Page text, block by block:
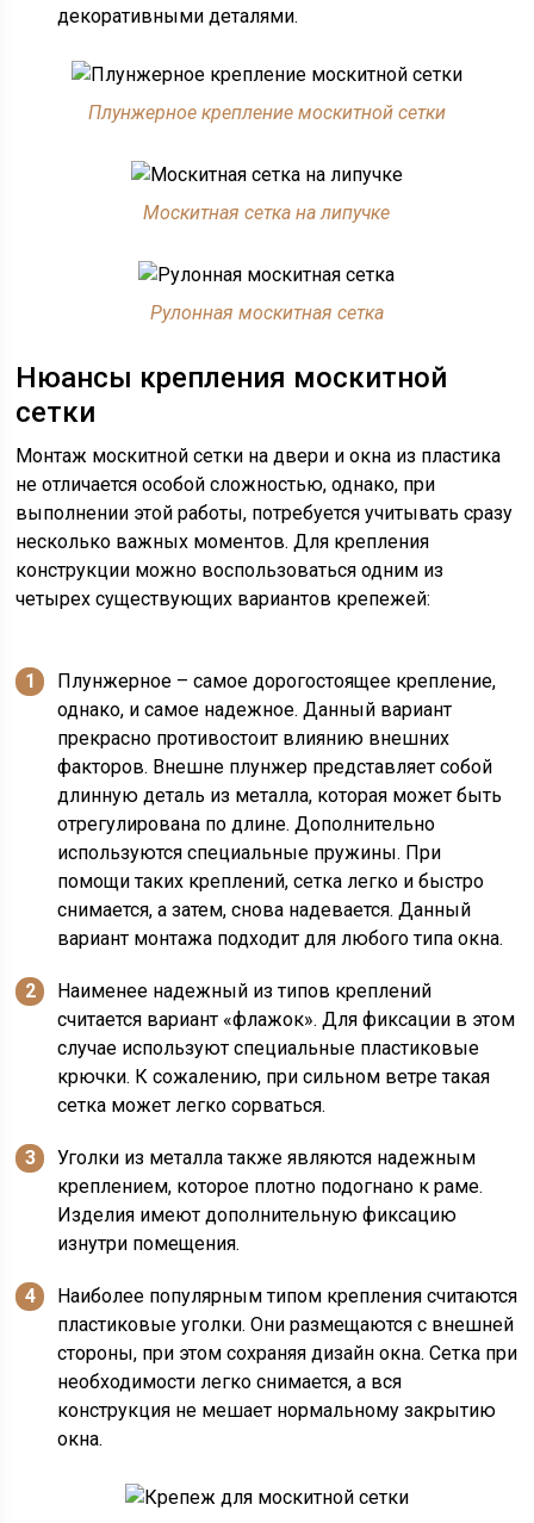
декоративными деталями.
Плунжерное крепление москитной сетки
Москитная сетка на липучке
Рулонная москитная сетка
Нюансы крепления москитной
сетки
Монтаж москитной сетки на двери и окна из пластика
не отличается особой сложностью, однако, при
выполнении этой работы, потребуется учитывать сразу
несколько важных моментов. Для крепления
конструкции можно воспользоваться одним из
четырех существующих вариантов крепежей:
Плунжерное – самое дорогостоящее крепление,
однако, и самое надежное. Данный вариант
прекрасно противостоит влиянию внешних
факторов. Внешне плунжер представляет собой
длинную деталь из металла, которая может быть
отрегулирована по длине. Дополнительно
используются специальные пружины. При
помощи таких креплений, сетка легко и быстро
снимается, а затем, снова надевается. Данный
вариант монтажа подходит для любого типа окна.
Наименее надежный из типов креплений
считается вариант «флажок». Для фиксации в этом
случае используют специальные пластиковые
крючки. К сожалению, при сильном ветре такая
сетка может легко сорваться.
Уголки из металла также являются надежным
креплением, которое плотно подогнано к раме.
Изделия имеют дополнительную фиксацию
изнутри помещения.
Наиболее популярным типом крепления считаются
пластиковые уголки. Они размещаются с внешней
стороны, при этом сохраняя дизайн окна. Сетка при
необходимости легко снимается, а вся
конструкция не мешает нормальному закрытию
окна.